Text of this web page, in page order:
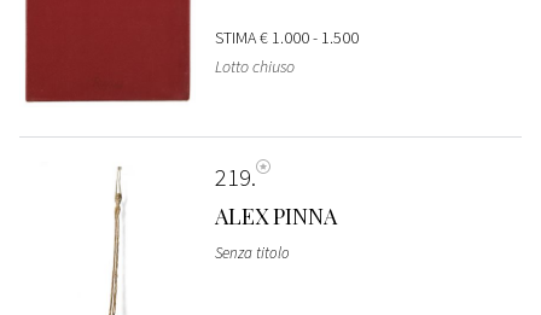
STIMA€ 1.000 - 1.500
Lotto chiuso
219
ALEX PINNA
Senza titolo